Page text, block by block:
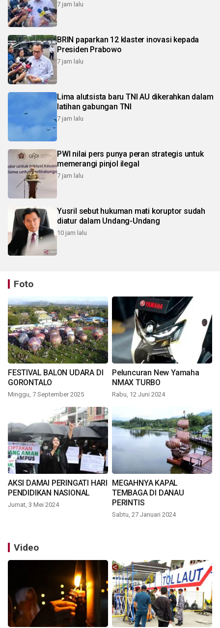
7 jam lalu
BRIN paparkan 12 klaster inovasi kepada
Presiden Prabowo
7 jam lalu
Lima alutsista baru TNI AU dikerahkan dalam
latihan gabungan TNI
7 jam lalu
PWI nilai pers punya peran strategis untuk
memerangi pinjol ilegal
7 jam lalu
Yusril sebut hukuman mati koruptor sudah
diatur dalam Undang-Undang
10 jam lalu
Foto
FESTIVAL BALON UDARA DI
GORONTALO
Minggu, 7 September 2025
Peluncuran New Yamaha
NMAX TURBO
Rabu, 12 Juni 2024
AKSI DAMAI PERINGATI HARI
PENDIDIKAN NASIONAL
Jumat, 3 Mei 2024
MEGAHNYA KAPAL
TEMBAGA DI DANAU
PERINTIS
Sabtu, 27 Januari 2024
Video